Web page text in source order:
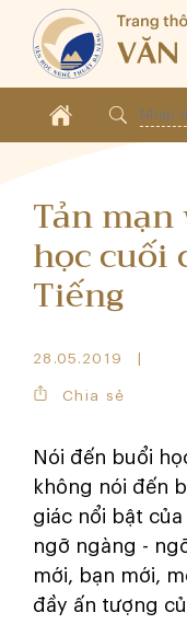
Tản
học cuối
Tiếng
28.05.2019
Chia sẻ
Nói đến buổi
không nói đến
giác nổi bật
ngỡ ngàng -
mới, bạn mới,
đầy ấn tượng